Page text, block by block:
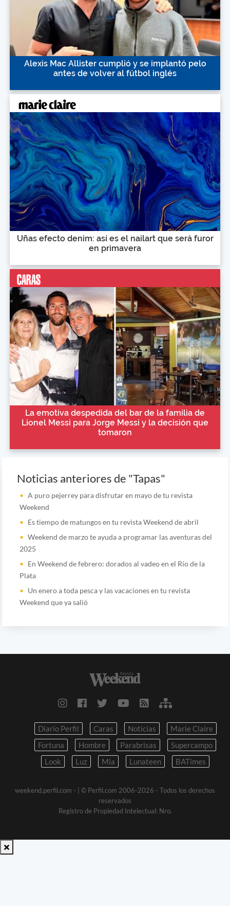
Alexis Mac Allister cumplió y se implantó pelo
antes de volver al fútbol inglés
Uñas efecto denim: así es el nailart que será furor
en primavera
La emotiva despedida del bar de la familia de
Lionel Messi para Jorge Messi y la decisión que
tomaron
Noticias anteriores de "Tapas"
A puro pejerrey para disfrutar en mayo de tu revista
Weekend
Es tiempo de matungos en tu revista Weekend de abril
Weekend de marzo te ayuda a programar las aventuras del
2025
En Weekend de febrero: dorados al vadeo en el Río de la
Plata
Un enero a toda pesca y las vacaciones en tu revista
Weekend que ya salió
Diario Perfil Caras Noticias
Marie Claire
Fortuna
Hombre Parabrisas
Supercampo
Look
Luz Mia Lunateen BATimes
weekend.perfil.com - | © Perfil.com 2006-2026 - Todos los derechos
reservados
Registro de Propiedad Intelectual: Nro.